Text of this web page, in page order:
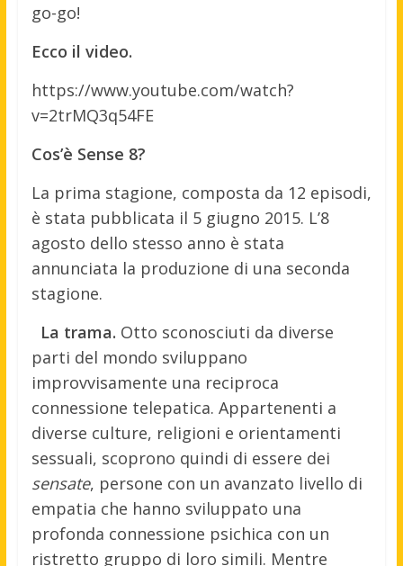
go-go!
Ecco il video.
https://www.youtube.com/watch?
v=2trMQ3q54FE
Cos’è Sense 8?
La prima stagione, composta da 12 episodi,
è stata pubblicata il 5 giugno 2015. L’8
agosto dello stesso anno è stata
annunciata la produzione di una seconda
stagione.
La trama. Otto sconosciuti da diverse
parti del mondo sviluppano
improvvisamente una reciproca
connessione telepatica. Appartenenti a
diverse culture, religioni e orientamenti
sessuali, scoprono quindi di essere dei
sensate, persone con un avanzato livello di
empatia che hanno sviluppato una
profonda connessione psichica con un
ristretto gruppo di loro simili. Mentre